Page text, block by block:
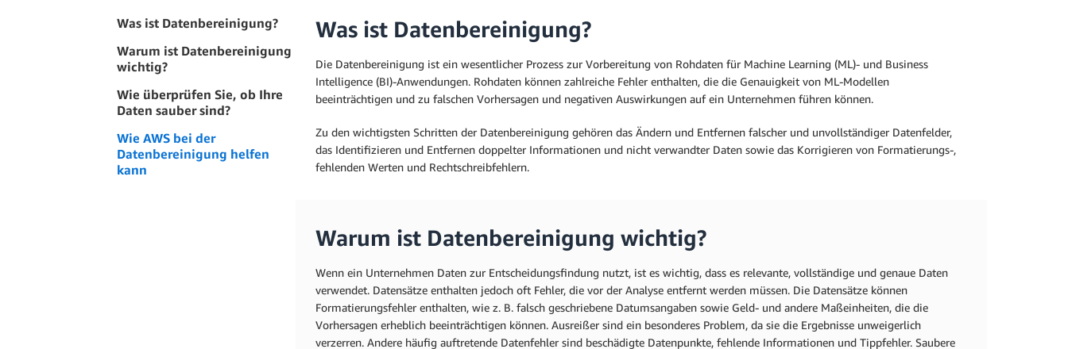
Was ist Datenbereinigung?
Warum ist Datenbereinigung
wichtig?
Wie überprüfen Sie, ob Ihre
Daten sauber sind?
Wie AWS bei der
Datenbereinigung helfen
kann
Was ist Datenbereinigung?
Die Datenbereinigung ist ein wesentlicher Prozess zur Vorbereitung von Rohdaten für Machine Learning (ML)- und Business
Intelligence (BI)-Anwendungen. Rohdaten können zahlreiche Fehler enthalten, die die Genauigkeit von ML-Modellen
beeinträchtigen und zu falschen Vorhersagen und negativen Auswirkungen auf ein Unternehmen führen können.
Zu den wichtigsten Schritten der Datenbereinigung gehören das Ändern und Entfernen falscher und unvollständiger Datenfelder,
das Identifizieren und Entfernen doppelter Informationen und nicht verwandter Daten sowie das Korrigieren von Formatierungs-,
fehlenden Werten und Rechtschreibfehlern.
Warum ist Datenbereinigung wichtig?
Wenn ein Unternehmen Daten zur Entscheidungsfindung nutzt, ist es wichtig, dass es relevante, vollständige und genaue Daten
verwendet. Datensätze enthalten jedoch oft Fehler, die vor der Analyse entfernt werden müssen. Die Datensätze können
Formatierungsfehler enthalten, wie z. B. falsch geschriebene Datumsangaben sowie Geld- und andere Maßeinheiten, die die
Vorhersagen erheblich beeinträchtigen können. Ausreißer sind ein besonderes Problem, da sie die Ergebnisse unweigerlich
verzerren. Andere häufig auftretende Datenfehler sind beschädigte Datenpunkte, fehlende Informationen und Tippfehler. Saubere